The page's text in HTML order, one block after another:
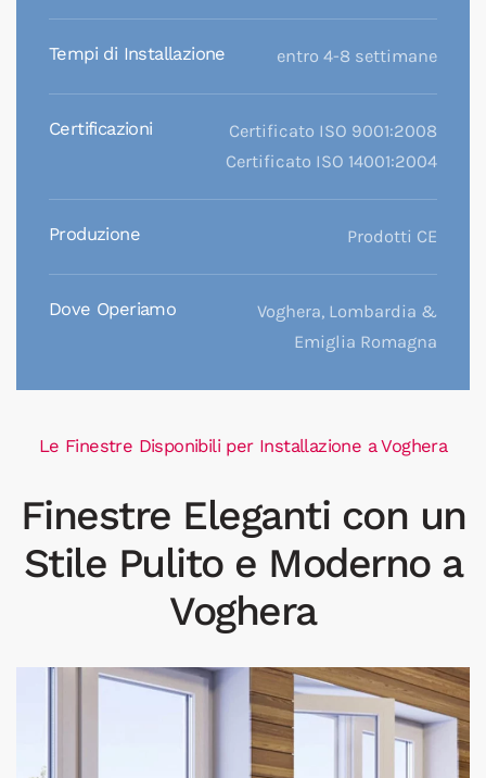
Tempi di Installazione entro 4-8 settimane
Certificazioni
Certificato ISO 9001:2008
Certificato ISO 14001:2004
Produzione Prodotti CE
Dove Operiamo
Voghera, Lombardia &
Emiglia Romagna
Le Finestre Disponibili per Installazione a Voghera
Finestre Eleganti con un
Stile Pulito e Moderno a
Voghera